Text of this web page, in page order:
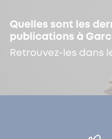
Quelles sont les
publications à
Retrouvez-les dans